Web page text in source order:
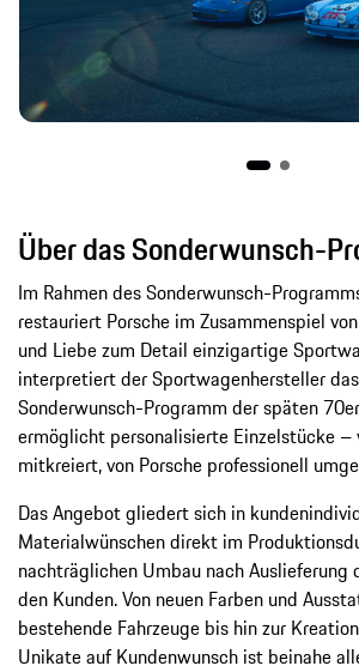
Über das Sonderwunsch-
Im Rahmen des Sonderwunsch-
restauriert Porsche im Zusammenspiel
und Liebe zum Detail einzigartige
interpretiert der Sportwagenhersteller
Sonderwunsch-Programm der späten
ermöglicht personalisierte Einzelstücke –
mitkreiert, von Porsche professionell
Das Angebot gliedert sich in
Materialwünschen direkt im
nachträglichen Umbau nach Auslieferung
den Kunden. Von neuen Farben und
bestehende Fahrzeuge bis hin zur
Unikate auf Kundenwunsch ist beinahe